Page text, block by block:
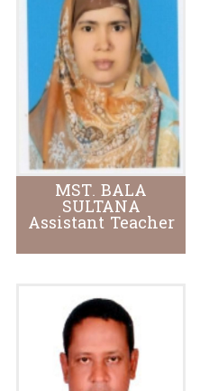
MST. BALA
SULTANA
Assistant Teacher